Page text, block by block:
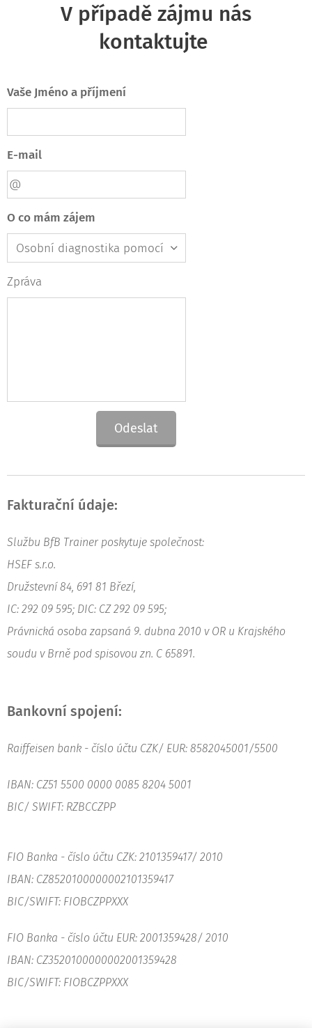
V případě zájmu nás
kontaktujte
Vaše Jméno a příjmení
E-mail
O co mám zájem
Zpráva
Odeslat
Fakturační údaje:
Službu BfB Trainer poskytuje společnost:
HSEF s.r.o.
Družstevní 84, 691 81 Březí,
IC: 292 09 595; DIC: CZ 292 09 595;
Právnická osoba zapsaná 9. dubna 2010 v OR u Krajského
soudu v Brně pod spisovou zn. C 65891.
Bankovní spojení:
Raiffeisen bank - číslo účtu CZK/ EUR: 8582045001/5500
IBAN: CZ51 5500 0000 0085 8204 5001
BIC/ SWIFT: RZBCCZPP
FIO Banka - číslo účtu CZK: 2101359417/ 2010
IBAN: CZ8520100000002101359417
BIC/SWIFT: FIOBCZPPXXX
FIO Banka - číslo účtu EUR: 2001359428/ 2010
IBAN: CZ3520100000002001359428
BIC/SWIFT: FIOBCZPPXXX